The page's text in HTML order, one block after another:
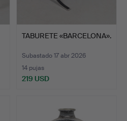
TABURETE «BARCELONA».
Subastado 17 abr 2026
14 pujas
219 USD